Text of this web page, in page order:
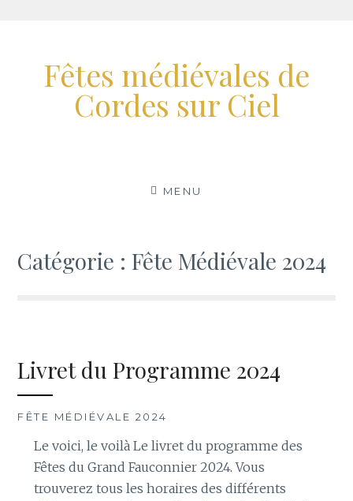
contenuFêtes médiévales de
Cordes sur Ciel
MENU
Catégorie :Fête Médiévale 2024
Livret du Programme 2024
FÊTE MÉDIÉVALE 2024
Le voici, le voilà Le livret du programme des
Fêtes du Grand Fauconnier 2024. Vous
trouverez tous les horaires des différents